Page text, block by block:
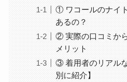
① ワコールのナイ
あるの？
② 実際の口コミか
メリット
③ 着用者のリアル
別に紹介】